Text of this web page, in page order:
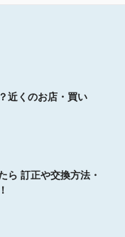
近くのお店・買い
ら 訂正や交換方法・